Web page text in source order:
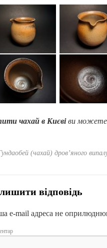
чахай в Києвіви можете
(чахай) дров’яного
відповідь
e-mail адреса не